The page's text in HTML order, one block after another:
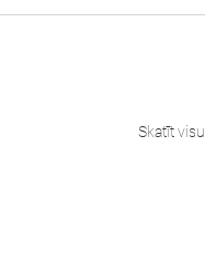
Skatīt visu